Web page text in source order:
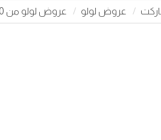
عروض لولو عروض لولو من 20 إلى 26 مايو 2026